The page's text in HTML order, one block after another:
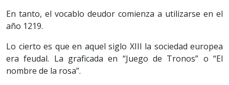
En tanto, el vocablo deudor comienza a utilizarse en el
año 1219.
Lo cierto es que en aquel siglo XIII la sociedad europea
era feudal. La graficada en “Juego de Tronos” o “El
nombre de la rosa”.